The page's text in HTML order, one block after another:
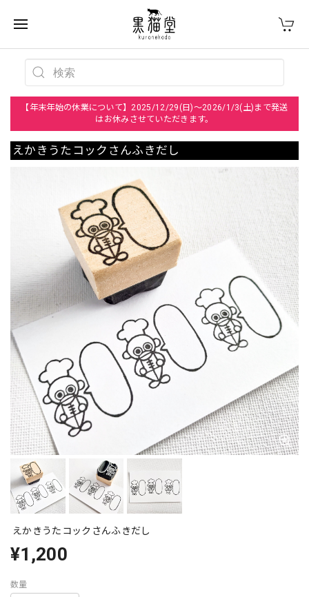
【年末年始の休業について】2025/12/29(日)～2026/1/3(土)まで発送
はお休みさせていただきます。
えかきうたコックさんふきだし
えかきうたコックさんふきだし
¥1,200
数量